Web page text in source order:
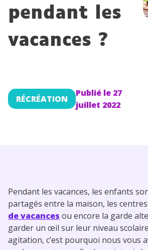
pendant les
vacances ?
RÉCRÉATION
Publié le 27
juillet 2022
Pendant les vacances, les enfants
partagés entre la maison, les
de vacances ou encore la garde
garder un œil sur leur niveau
agitation, c’est pourquoi nous vous